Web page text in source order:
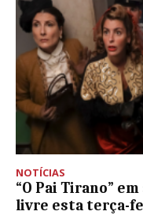
NOTÍCIAS
“O Pai Tirano”
livre esta terça-